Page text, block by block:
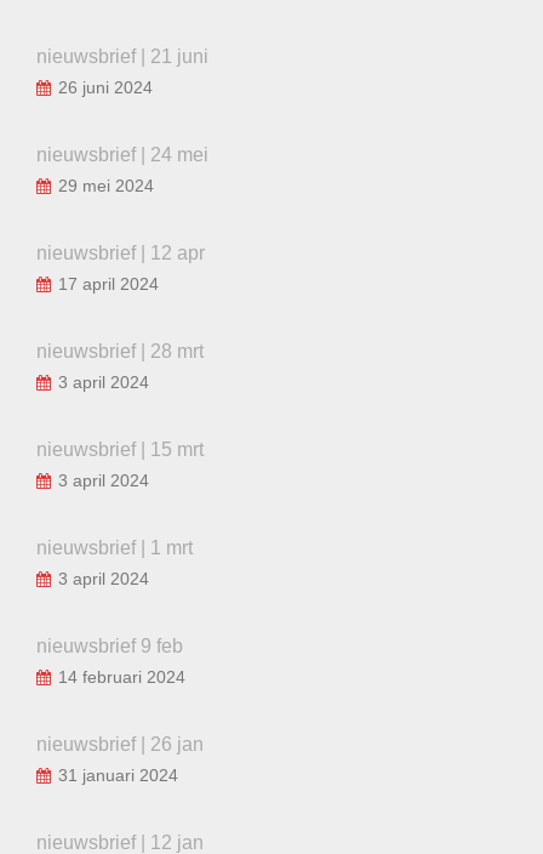
nieuwsbrief | 21 juni
26 juni 2024
nieuwsbrief | 24 mei
29 mei 2024
nieuwsbrief | 12 apr
17 april 2024
nieuwsbrief | 28 mrt
3 april 2024
nieuwsbrief | 15 mrt
3 april 2024
nieuwsbrief | 1 mrt
3 april 2024
nieuwsbrief 9 feb
14 februari 2024
nieuwsbrief | 26 jan
31 januari 2024
nieuwsbrief | 12 jan